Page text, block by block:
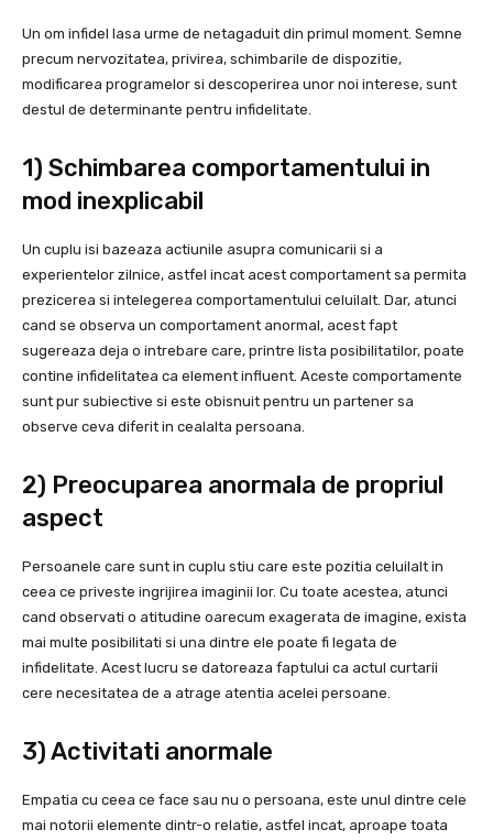
Un om infidel lasa urme de netagaduit din primul moment. Semne
precum nervozitatea, privirea, schimbarile de dispozitie,
modificarea programelor si descoperirea unor noi interese, sunt
destul de determinante pentru infidelitate.
1) Schimbarea comportamentului in
mod inexplicabil
Un cuplu isi bazeaza actiunile asupra comunicarii si a
experientelor zilnice, astfel incat acest comportament sa permita
prezicerea si intelegerea comportamentului celuilalt. Dar, atunci
cand se observa un comportament anormal, acest fapt
sugereaza deja o intrebare care, printre lista posibilitatilor, poate
contine infidelitatea ca element influent. Aceste comportamente
sunt pur subiective si este obisnuit pentru un partener sa
observe ceva diferit in cealalta persoana.
2) Preocuparea anormala de propriul
aspect
Persoanele care sunt in cuplu stiu care este pozitia celuilalt in
ceea ce priveste ingrijirea imaginii lor. Cu toate acestea, atunci
cand observati o atitudine oarecum exagerata de imagine, exista
mai multe posibilitati si una dintre ele poate fi legata de
infidelitate. Acest lucru se datoreaza faptului ca actul curtarii
cere necesitatea de a atrage atentia acelei persoane.
3) Activitati anormale
Empatia cu ceea ce face sau nu o persoana, este unul dintre cele
mai notorii elemente dintr-o relatie, astfel incat, aproape toata